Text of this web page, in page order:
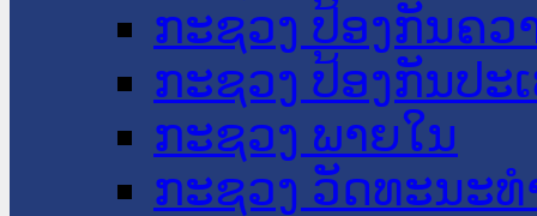
ກະຊວງ ປ້ອງກັນຄວ
ກະຊວງ ປ້ອງກັນປະ
ກະຊວງ ພາຍໃນ
ກະຊວງ ວັດທະນະ